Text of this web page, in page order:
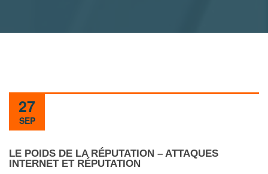
27
SEP
LE POIDS DE LA RÉPUTATION – ATTAQUES
INTERNET ET RÉPUTATION